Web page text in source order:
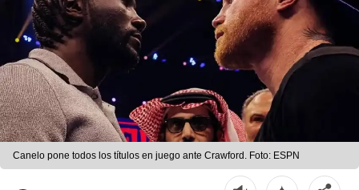
Canelo pone todos los títulos en juego ante Crawford. Foto: ESPN